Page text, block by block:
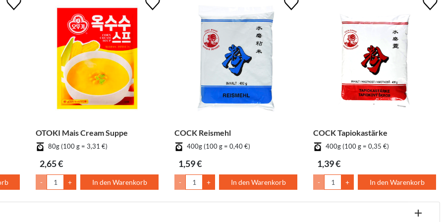
OTOKI Mais Cream Suppe
80g (100 g = 3,31 €)
2,65 €
- + In den Warenkorb
COCK Reismehl
400g (100 g = 0,40 €)
1,59 €
- + In den Warenkorb
COCK Tapiokastärke
400g (100 g = 0,35 €)
1,39 €
- + In den Warenkorb